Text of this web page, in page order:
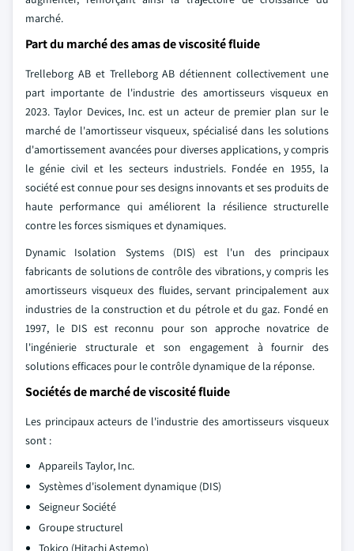
marché.
Part du marché des amas de viscosité fluide
Trelleborg AB et Trelleborg AB détiennent collectivement une
part importante de l'industrie des amortisseurs visqueux en
2023. Taylor Devices, Inc. est un acteur de premier plan sur le
marché de l'amortisseur visqueux, spécialisé dans les solutions
d'amortissement avancées pour diverses applications, y compris
le génie civil et les secteurs industriels. Fondée en 1955, la
société est connue pour ses designs innovants et ses produits de
haute performance qui améliorent la résilience structurelle
contre les forces sismiques et dynamiques.
Dynamic Isolation Systems (DIS) est l'un des principaux
fabricants de solutions de contrôle des vibrations, y compris les
amortisseurs visqueux des fluides, servant principalement aux
industries de la construction et du pétrole et du gaz. Fondé en
1997, le DIS est reconnu pour son approche novatrice de
l'ingénierie structurale et son engagement à fournir des
solutions efficaces pour le contrôle dynamique de la réponse.
Sociétés de marché de viscosité fluide
Les principaux acteurs de l'industrie des amortisseurs visqueux
sont :
Appareils Taylor, Inc.
Systèmes d'isolement dynamique (DIS)
Seigneur Société
Groupe structurel
Tokico (Hitachi Astemo)